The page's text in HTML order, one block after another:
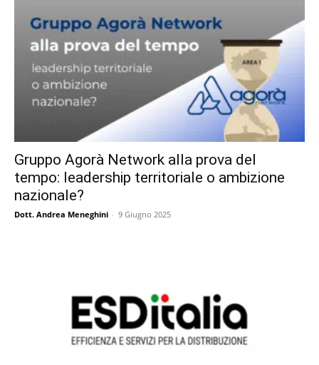
Gruppo Agorà Network alla prova del
tempo: leadership territoriale o ambizione
nazionale?
Dott. Andrea Meneghini - 9 Giugno 2025